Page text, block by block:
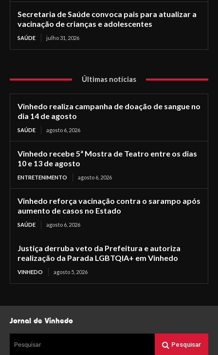
Secretaria de Saúde convoca pais para atualizar a
vacinação de crianças e adolescentes
SAÚDE julho 31, 2026
Últimas notícias
Vinhedo realiza campanha de doação de sangue no
dia 14 de agosto
SAÚDE agosto 6, 2026
Vinhedo recebe 5ª Mostra de Teatro entre os dias
10 e 13 de agosto
ENTRETENIMENTO agosto 6, 2026
Vinhedo reforça vacinação contra o sarampo após
aumento de casos no Estado
SAÚDE agosto 6, 2026
Justiça derruba veto da Prefeitura e autoriza
realização da Parada LGBTQIA+ em Vinhedo
VINHEDO agosto 5, 2026
Jornal de Vinhedo
Pesquisar Pesquisar